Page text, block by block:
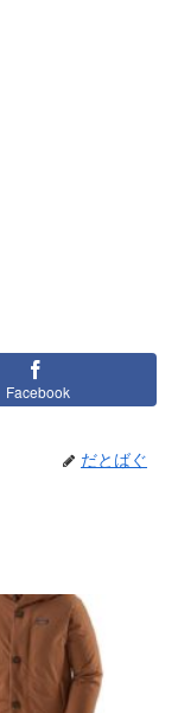
Facebook
だとばぐ